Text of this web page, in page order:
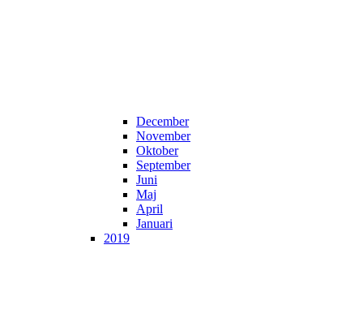
December
November
Oktober
September
Juni
Maj
April
Januari
2019